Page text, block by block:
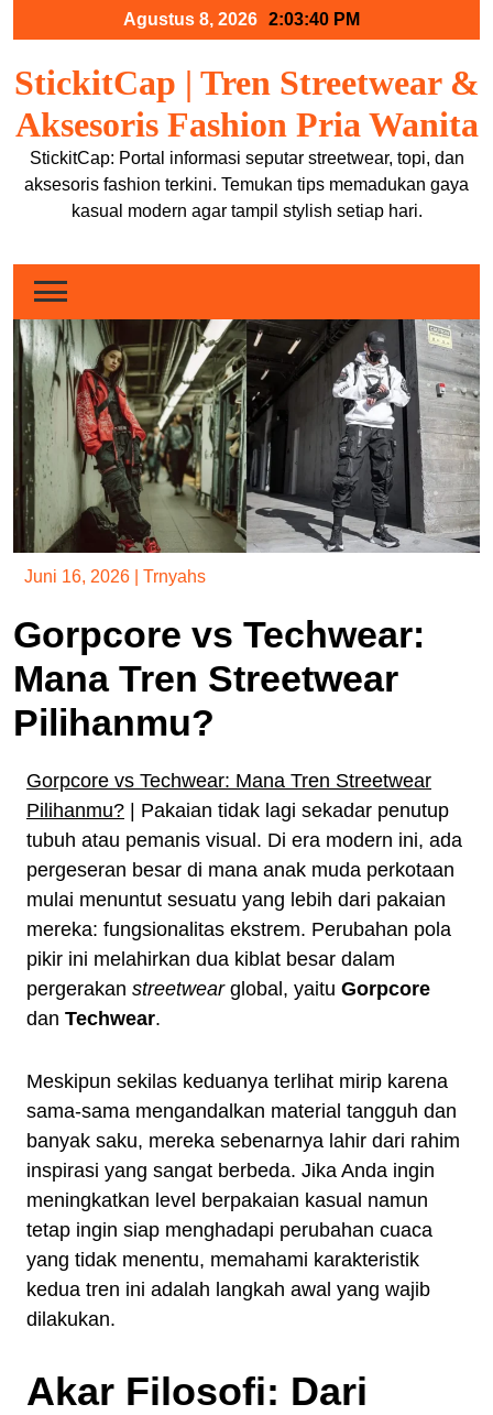
Agustus 8, 2026 2:03:41 PM
StickitCap | Tren Streetwear &
Aksesoris Fashion Pria Wanita
StickitCap: Portal informasi seputar streetwear, topi, dan
aksesoris fashion terkini. Temukan tips memadukan gaya
kasual modern agar tampil stylish setiap hari.
Juni 16, 2026 Trnyahs
Gorpcore vs Techwear:
Mana Tren Streetwear
Pilihanmu?
Gorpcore vs Techwear: Mana Tren Streetwear
Pilihanmu? | Pakaian tidak lagi sekadar penutup
tubuh atau pemanis visual. Di era modern ini, ada
pergeseran besar di mana anak muda perkotaan
mulai menuntut sesuatu yang lebih dari pakaian
mereka: fungsionalitas ekstrem. Perubahan pola
pikir ini melahirkan dua kiblat besar dalam
pergerakan streetwearglobal, yaitu Gorpcore
dan Techwear.
Meskipun sekilas keduanya terlihat mirip karena
sama-sama mengandalkan material tangguh dan
banyak saku, mereka sebenarnya lahir dari rahim
inspirasi yang sangat berbeda. Jika Anda ingin
meningkatkan level berpakaian kasual namun
tetap ingin siap menghadapi perubahan cuaca
yang tidak menentu, memahami karakteristik
kedua tren ini adalah langkah awal yang wajib
dilakukan.
Akar Filosofi: Dari